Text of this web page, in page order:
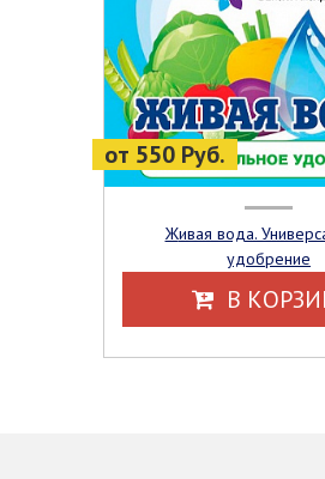
от 550 Руб.
Живая вода. Универсальное
удобрение
В